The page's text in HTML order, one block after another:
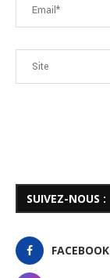
SUIVEZ-NOUS :
FACEBOOK